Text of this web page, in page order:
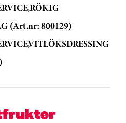
(Art.nr: 800129)